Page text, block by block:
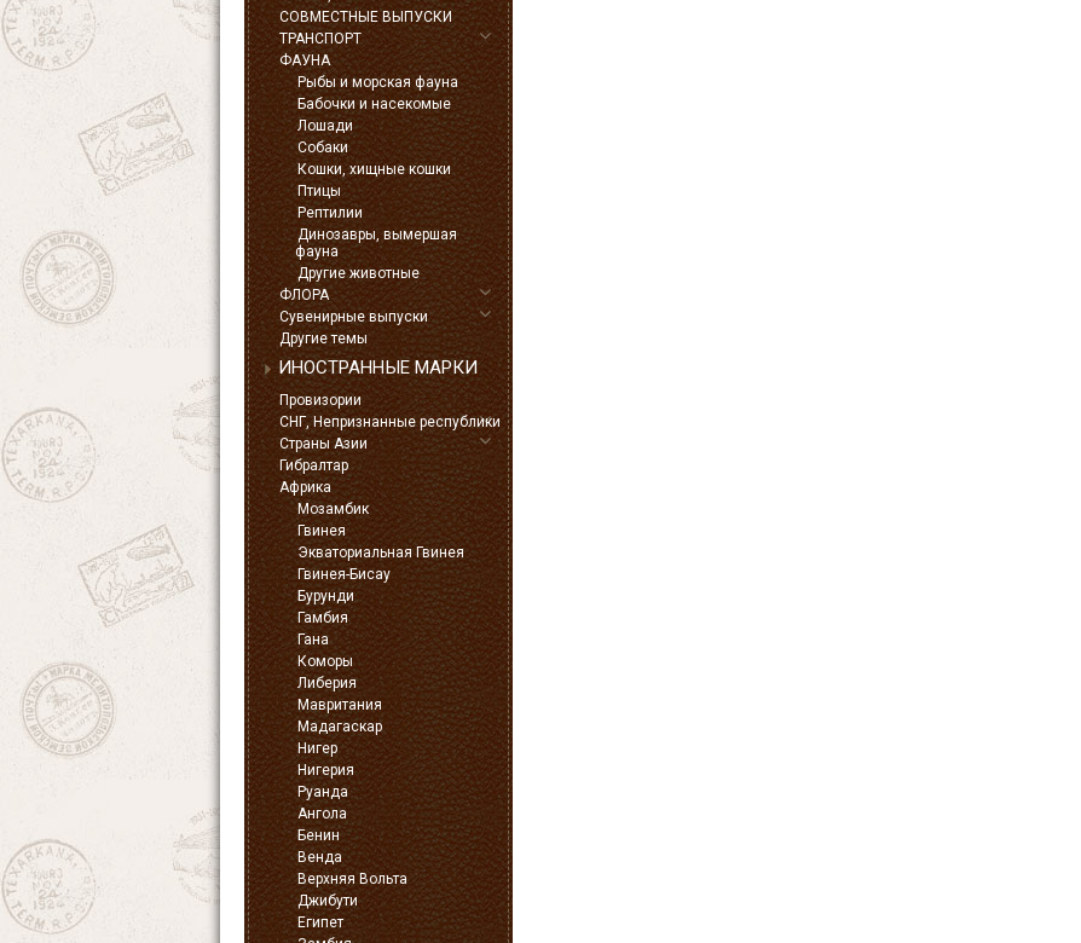
СОВМЕСТНЫЕ ВЫПУСКИ
ТРАНСПОРТ
ФАУНА
Рыбы и морская фауна
Бабочки и насекомые
Лошади
Собаки
Кошки, хищные кошки
Птицы
Рептилии
Динозавры, вымершая
фауна
Другие животные
ФЛОРА
Сувенирные выпуски
Другие темы
ИНОСТРАННЫЕ МАРКИ
Провизории
СНГ, Непризнанные республики
Страны Азии
Гибралтар
Африка
Мозамбик
Гвинея
Экваториальная Гвинея
Гвинея-Бисау
Бурунди
Гамбия
Гана
Коморы
Либерия
Мавритания
Мадагаскар
Нигер
Нигерия
Руанда
Ангола
Бенин
Венда
Верхняя Вольта
Джибути
Египет